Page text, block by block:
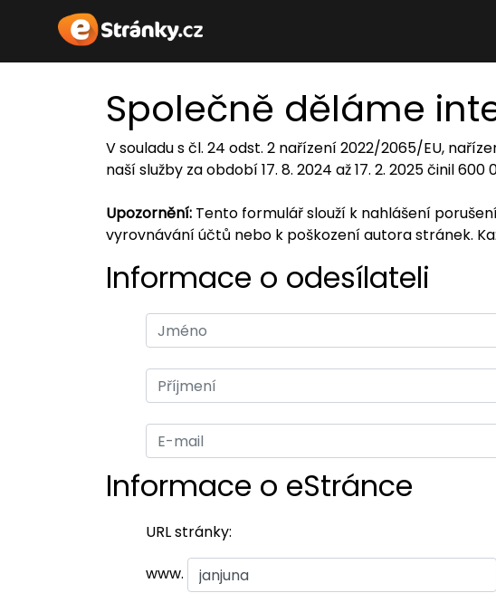
Společně děláme
V souladu s čl. 24 odst. 2 nařízení 2022/2065/EU,
naší služby za období 17. 8. 2024 až 17. 2. 2025 činil
Upozornění: Tento formulář slouží k nahlášení
vyrovnávání účtů nebo k poškození autora stránek.
Informace o odesílateli
Informace o eStránce
URL stránky:
www.